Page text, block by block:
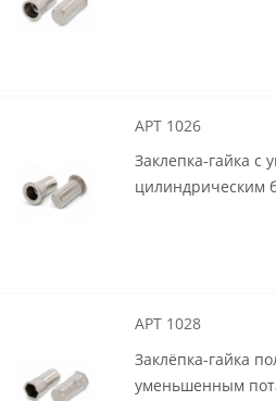
АРТ 1026
Заклепка-гайка с
цилиндрическим
АРТ 1028
Заклёпка-гайка
уменьшенным